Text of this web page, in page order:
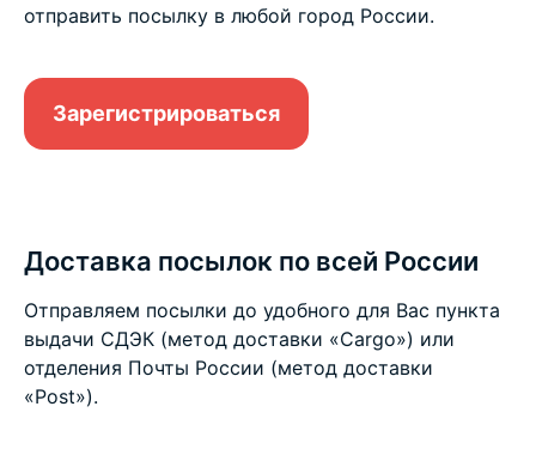
отправить посылку в любой город России.
Зарегистрироваться
Доставка посылок по всей России
Отправляем посылки до удобного для Вас пункта
выдачи СДЭК (метод доставки «Cargo») или
отделения Почты России (метод доставки
«Post»).